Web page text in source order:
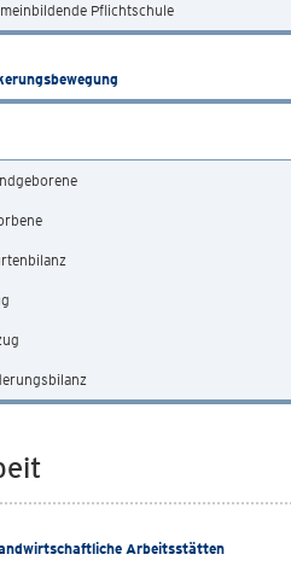
Pflichtschule
Arbeitsstätten